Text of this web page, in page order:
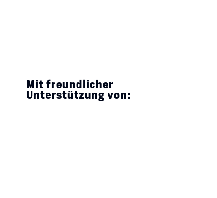
Mit freundlicher
Unterstützung von: